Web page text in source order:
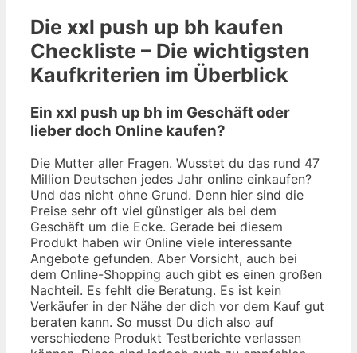
Die xxl push up bh kaufen
Checkliste – Die wichtigsten
Kaufkriterien im Überblick
Ein xxl push up bh im Geschäft oder
lieber doch Online kaufen?
Die Mutter aller Fragen. Wusstet du das rund 47
Million Deutschen jedes Jahr online einkaufen?
Und das nicht ohne Grund. Denn hier sind die
Preise sehr oft viel günstiger als bei dem
Geschäft um die Ecke. Gerade bei diesem
Produkt haben wir Online viele interessante
Angebote gefunden. Aber Vorsicht, auch bei
dem Online-Shopping auch gibt es einen großen
Nachteil. Es fehlt die Beratung. Es ist kein
Verkäufer in der Nähe der dich vor dem Kauf gut
beraten kann. So musst Du dich also auf
verschiedene Produkt Testberichte verlassen